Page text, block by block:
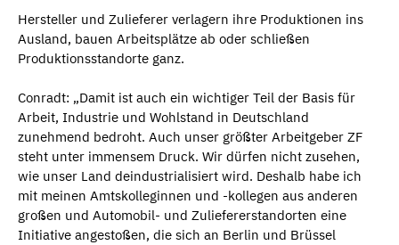
Hersteller und Zulieferer verlagern ihre Produktionen ins
Ausland, bauen Arbeitsplätze ab oder schließen
Produktionsstandorte ganz.
Conradt: „Damit ist auch ein wichtiger Teil der Basis für
Arbeit, Industrie und Wohlstand in Deutschland
zunehmend bedroht. Auch unser größter Arbeitgeber ZF
steht unter immensem Druck. Wir dürfen nicht zusehen,
wie unser Land deindustrialisiert wird. Deshalb habe ich
mit meinen Amtskolleginnen und -kollegen aus anderen
großen und Automobil- und Zuliefererstandorten eine
Initiative angestoßen, die sich an Berlin und Brüssel